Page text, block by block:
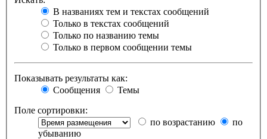
В названиях тем и текстах сообщений
Только в текстах сообщений
Только по названию темы
Только в первом сообщении темы
Показывать результаты как:
Сообщения
Темы
Поле сортировки:
по возрастанию
по
убыванию